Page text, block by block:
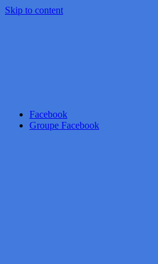
Skip to content
Facebook
Groupe Facebook